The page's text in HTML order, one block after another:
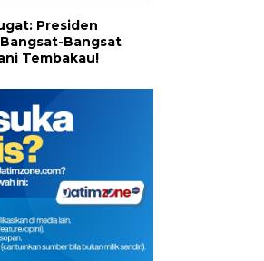
Presiden
Bangsat
Tembakau!